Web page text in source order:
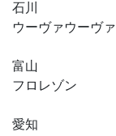
石川
ウーヴァウーヴァ
富山
フロレゾン
愛知